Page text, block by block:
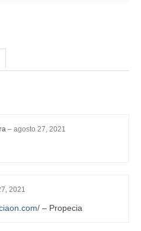
– agosto 27, 2021
2021
– Propecia